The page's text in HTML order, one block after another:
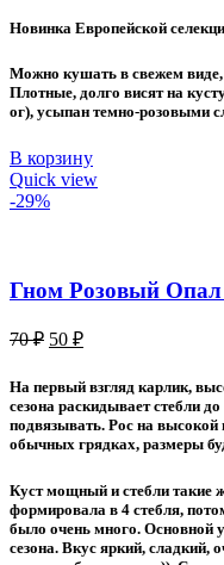
50 ₽.
Новинка Европейской
Можно кушать в свежем виде,
Плотные, долго висят на
ог), усыпан темно-розовыми
В корзину
Quick view
-29%
Гном Розовый
70₽ Первоначальная
составляла
70 ₽.
50 ₽Текущая
50 ₽.
На первый взгляд карлик,
сезона раскидывает стебли
подвязывать. Рос на
обычных грядках, размеры
Куст мощный и стебли такие
формировала в 4 стебля,
было очень много. Основной
сезона. Вкус яркий, сладкий,